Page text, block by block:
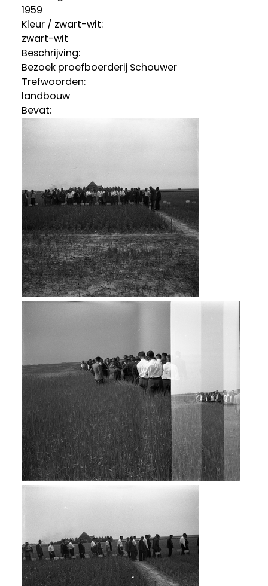
1959
Kleur / zwart-wit:
zwart-wit
Beschrijving:
Bezoek proefboerderij Schouwer
Trefwoorden:
landbouw
Bevat: